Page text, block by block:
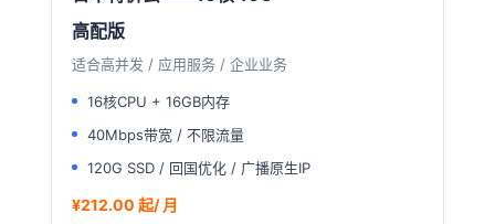
高配版
适合高并发 / 应用服务 / 企业业务
16核CPU + 16GB内存
40Mbps带宽 / 不限流量
120G SSD / 回国优化 / 广播原生IP
¥212.00 起/ 月